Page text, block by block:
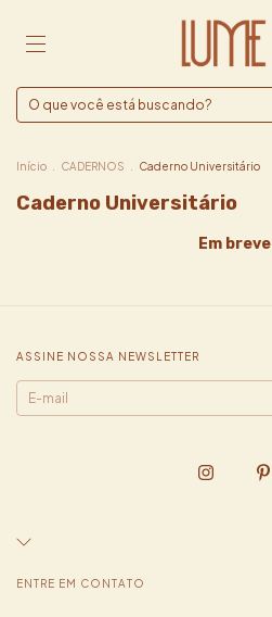
Início CADERNOS Caderno Universitário
Caderno Universitário
Em breve
ASSINE NOSSA NEWSLETTER
ENTRE EM CONTATO